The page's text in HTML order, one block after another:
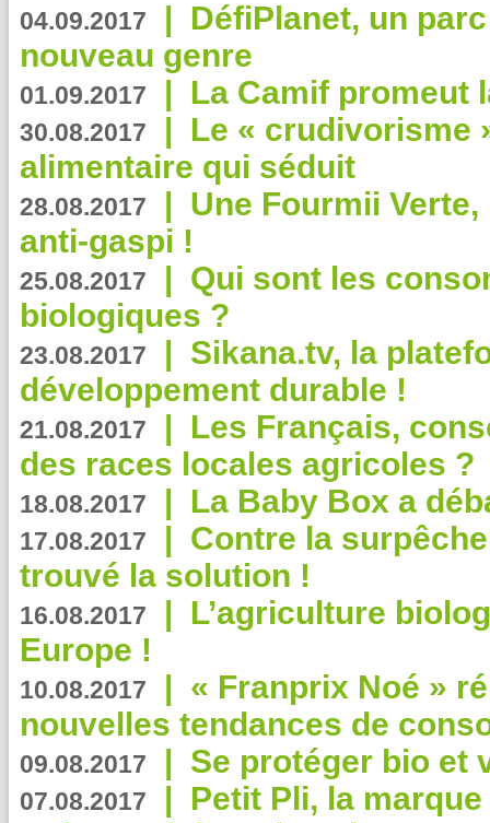
04.09.2017 | DéfiPlanet, un
nouveau genre
01.09.2017 | La Camif promeut
30.08.2017 | Le « crudivorisme
alimentaire qui séduit
28.08.2017 | Une Fourmii
anti-gaspi !
25.08.2017 | Qui sont les
biologiques ?
23.08.2017 | Sikana.tv, la
développement durable !
21.08.2017 | Les Français,
des races locales agricoles ?
18.08.2017 | La Baby Box a
17.08.2017 | Contre la
trouvé la solution !
16.08.2017 | L’agriculture
Europe !
10.08.2017 | « Franprix Noé »
nouvelles tendances de
09.08.2017 | Se protéger bio et
07.08.2017 | Petit Pli, la